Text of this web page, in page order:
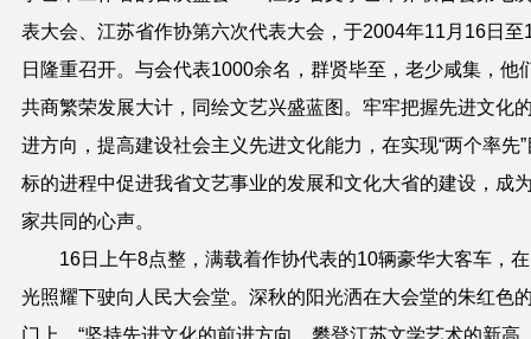
表大会、江苏省作协第六次代表大会，于2004年11月16日至
日隆重召开。与会代表1000余名，群贤毕至，老少咸集，他
共商繁荣发展大计，同绘文艺兴盛蓝图。牢牢把握先进文化
进方向，提高建设社会主义先进文化能力，在实现“两个率先”
标的进程中促进我省文艺事业的发展和文化大省的建设，成
家共同的心声。
16日上午8点整，满载着作协代表的10辆豪华大客车，
光照耀下驶向人民大会堂。深秋的阳光洒在大会堂的朱红色
门上，“坚持先进文化的前进方向，攀登江苏文学艺术的新高